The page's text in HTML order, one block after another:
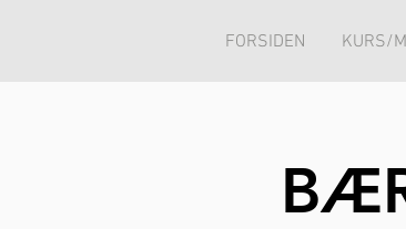
FORSIDEN KURS/